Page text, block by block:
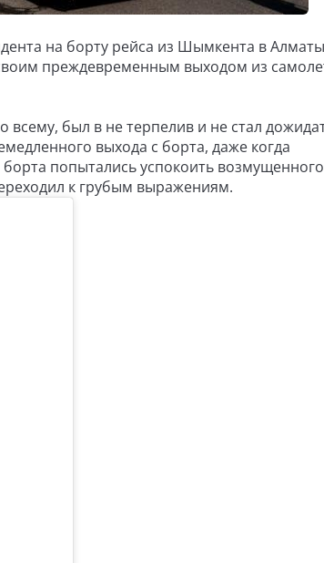
на борту рейса из Шымкента в
преждевременным выходом из
был в не терпелив и не стал
выхода с борта, даже когда
попытались успокоить возмущенного
к грубым выражениям.